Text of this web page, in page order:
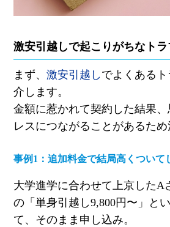
激安引越しで起こりがちなトラ
まず、 激安引越し でよくある
介します。
金額に惹かれて契約した結果
レスにつながることがあるため
事例1：追加料金で結局高くついて
大学進学に合わせて上京したA
の「単身引越し9,800円〜」と
て、そのまま申し込み。